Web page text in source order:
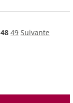
48 49 Suivante